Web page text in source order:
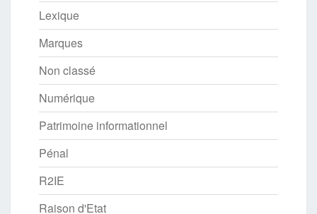
Lexique
Marques
Non classé
Numérique
Patrimoine informationnel
Pénal
R2IE
Raison d'Etat